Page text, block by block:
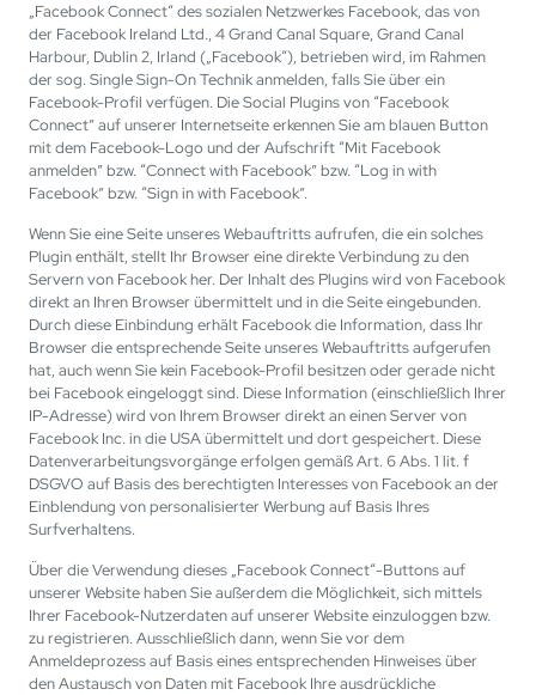
„Facebook Connect“ des sozialen Netzwerkes Facebook, das von
der Facebook Ireland Ltd., 4 Grand Canal Square, Grand Canal
Harbour, Dublin 2, Irland („Facebook“), betrieben wird, im Rahmen
der sog. Single Sign-On Technik anmelden, falls Sie über ein
Facebook-Profil verfügen. Die Social Plugins von “Facebook
Connect” auf unserer Internetseite erkennen Sie am blauen Button
mit dem Facebook-Logo und der Aufschrift “Mit Facebook
anmelden” bzw. “Connect with Facebook” bzw. “Log in with
Facebook” bzw. “Sign in with Facebook”.
Wenn Sie eine Seite unseres Webauftritts aufrufen, die ein solches
Plugin enthält, stellt Ihr Browser eine direkte Verbindung zu den
Servern von Facebook her. Der Inhalt des Plugins wird von Facebook
direkt an Ihren Browser übermittelt und in die Seite eingebunden.
Durch diese Einbindung erhält Facebook die Information, dass Ihr
Browser die entsprechende Seite unseres Webauftritts aufgerufen
hat, auch wenn Sie kein Facebook-Profil besitzen oder gerade nicht
bei Facebook eingeloggt sind. Diese Information (einschließlich Ihrer
IP-Adresse) wird von Ihrem Browser direkt an einen Server von
Facebook Inc. in die USA übermittelt und dort gespeichert. Diese
Datenverarbeitungsvorgänge erfolgen gemäß Art. 6 Abs. 1 lit. f
DSGVO auf Basis des berechtigten Interesses von Facebook an der
Einblendung von personalisierter Werbung auf Basis Ihres
Surfverhaltens.
Über die Verwendung dieses „Facebook Connect“-Buttons auf
unserer Website haben Sie außerdem die Möglichkeit, sich mittels
Ihrer Facebook-Nutzerdaten auf unserer Website einzuloggen bzw.
zu registrieren. Ausschließlich dann, wenn Sie vor dem
Anmeldeprozess auf Basis eines entsprechenden Hinweises über
den Austausch von Daten mit Facebook Ihre ausdrückliche